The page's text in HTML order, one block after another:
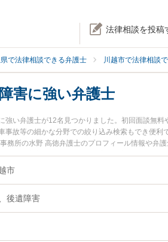
法律相談を投稿
で法律相談できる弁護士 川越市で法律相談
害に強い弁護士
強い弁護士が12名見つかりました。初回面談無
事故等の細かな分野での絞り込み検索もでき便
務所の水野 高徳弁護士のプロフィール情報や弁
『後遺障害のトラブル解決の実績豊富な近くの
んにおすすめです。
市
後遺障害